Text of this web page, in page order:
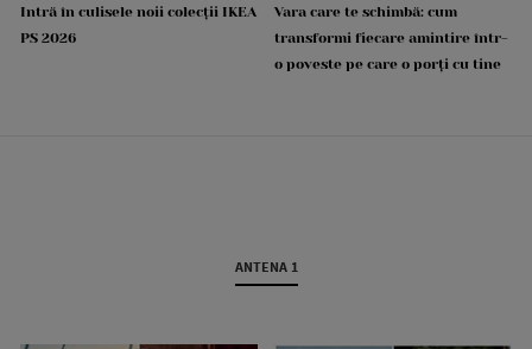
Intră în culisele noii colecții IKEA
PS 2026
Vara care te schimbă: cum
transformi fiecare amintire într-
o poveste pe care o porți cu tine
ANTENA 1